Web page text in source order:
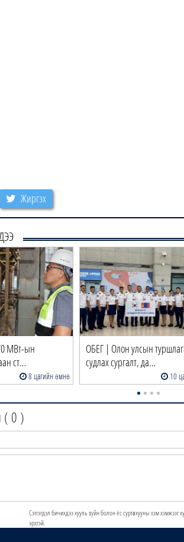
Жиргэх
МВт-ын
ст…
8 цагийн өмнө
ОБЕГ | Олон улсын
судлах сургалт, да…
10
( 0 )
Сэтгэгдэл бичихдээ хууль зүйн болон ёс суртахууны хэм хэмжээг
эрхтэй.